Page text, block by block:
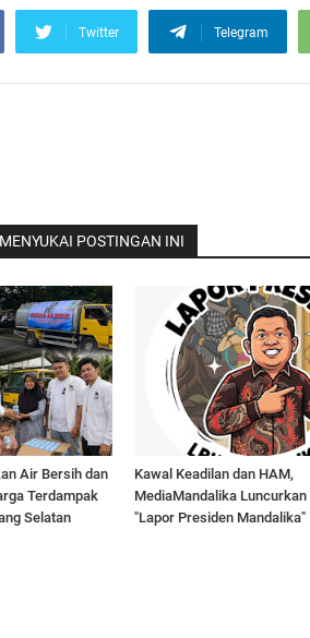
Twitter Telegram
POSTINGAN INI
Air Bersih dan
Terdampak
Selatan
Kawal Keadilan dan HAM,
MediaMandalika Luncurkan
"Lapor Presiden Mandalika"